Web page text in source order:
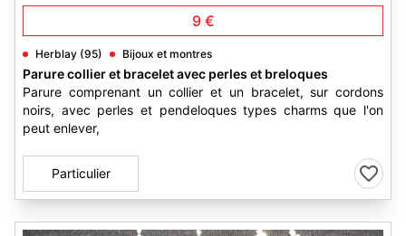
9 €
Herblay (95) Bijoux et montres
Parure collier et bracelet avec perles et breloques
Parure comprenant un collier et un bracelet, sur cordons
noirs, avec perles et pendeloques types charms que l'on
peut enlever,
Particulier